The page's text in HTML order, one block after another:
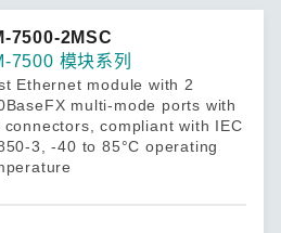
7500-2MSC
7500 模块系列
Ethernet module with 2
multi-mode ports with
connectors, compliant with IEC
3, -40 to 85°C operating